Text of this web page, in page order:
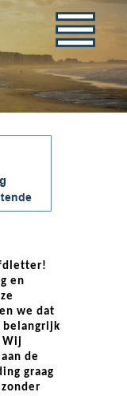
en
we dat
belangrijk
Wij
de
graag